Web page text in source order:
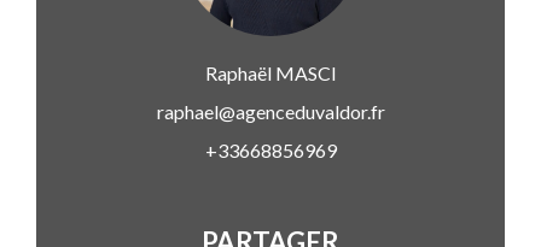
RaphaëlMASCI
raphael@agenceduvaldor.fr
+33668856969